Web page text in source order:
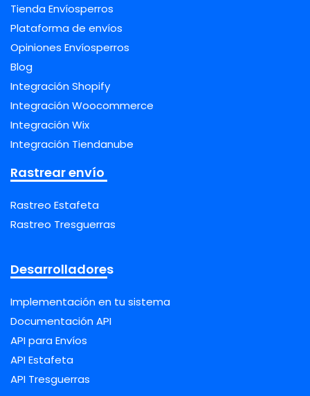
Tienda Envíosperros
Plataforma de envíos
Opiniones Envíosperros
Blog
Integración Shopify
Integración Woocommerce
Integración Wix
Integración Tiendanube
Rastrear envío
Rastreo Estafeta
Rastreo Tresguerras
Desarrolladores
Implementación en tu sistema
Documentación API
API para Envíos
API Estafeta
API Tresguerras